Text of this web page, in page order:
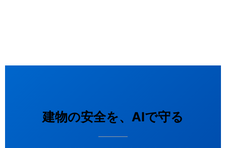
建物の安全を、AIで守る